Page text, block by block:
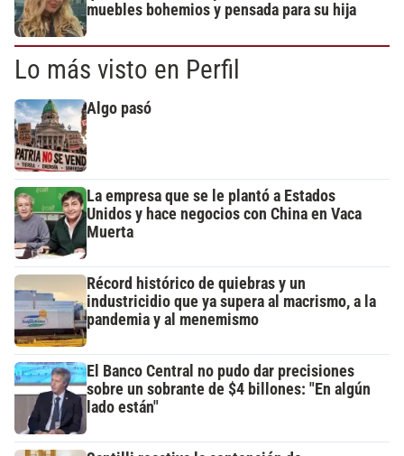
muebles bohemios y pensada para su hija
Lo más visto en Perfil
Algo pasó
La empresa que se le plantó a Estados
Unidos y hace negocios con China en Vaca
Muerta
Récord histórico de quiebras y un
industricidio que ya supera al macrismo, a la
pandemia y al menemismo
El Banco Central no pudo dar precisiones
sobre un sobrante de $4 billones: "En algún
lado están"